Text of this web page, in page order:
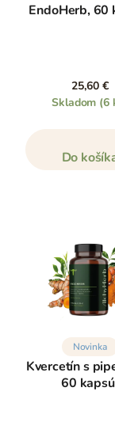
EndoHerb, 60
25,60 €
Skladom (6
Do
Novinka
Kvercetín s
60